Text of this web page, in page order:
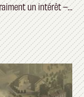
un intérêt –